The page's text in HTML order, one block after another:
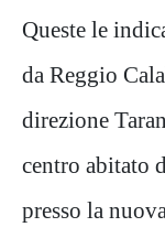
Queste le
da Reggio
direzione
centro abitato
presso la